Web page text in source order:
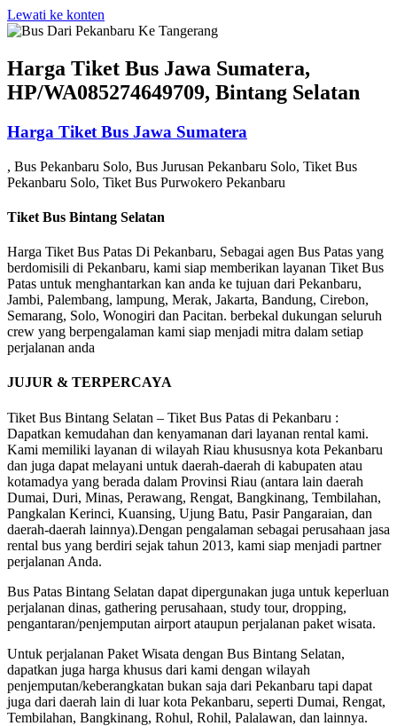
Lewati ke konten
Harga Tiket Bus Jawa Sumatera,
HP/WA085274649709, Bintang Selatan
Harga Tiket Bus Jawa Sumatera
, Bus Pekanbaru Solo, Bus Jurusan Pekanbaru Solo, Tiket Bus
Pekanbaru Solo, Tiket Bus Purwokero Pekanbaru
Tiket Bus Bintang Selatan
Harga Tiket Bus Patas Di Pekanbaru, Sebagai agen Bus Patas yang
berdomisili di Pekanbaru, kami siap memberikan layanan Tiket Bus
Patas untuk menghantarkan kan anda ke tujuan dari Pekanbaru,
Jambi, Palembang, lampung, Merak, Jakarta, Bandung, Cirebon,
Semarang, Solo, Wonogiri dan Pacitan. berbekal dukungan seluruh
crew yang berpengalaman kami siap menjadi mitra dalam setiap
perjalanan anda
JUJUR & TERPERCAYA
Tiket Bus Bintang Selatan – Tiket Bus Patas di Pekanbaru :
Dapatkan kemudahan dan kenyamanan dari layanan rental kami.
Kami memiliki layanan di wilayah Riau khususnya kota Pekanbaru
dan juga dapat melayani untuk daerah-daerah di kabupaten atau
kotamadya yang berada dalam Provinsi Riau (antara lain daerah
Dumai, Duri, Minas, Perawang, Rengat, Bangkinang, Tembilahan,
Pangkalan Kerinci, Kuansing, Ujung Batu, Pasir Pangaraian, dan
daerah-daerah lainnya).Dengan pengalaman sebagai perusahaan jasa
rental bus yang berdiri sejak tahun 2013, kami siap menjadi partner
perjalanan Anda.
Bus Patas Bintang Selatan dapat dipergunakan juga untuk keperluan
perjalanan dinas, gathering perusahaan, study tour, dropping,
pengantaran/penjemputan airport ataupun perjalanan paket wisata.
Untuk perjalanan Paket Wisata dengan Bus Bintang Selatan,
dapatkan juga harga khusus dari kami dengan wilayah
penjemputan/keberangkatan bukan saja dari Pekanbaru tapi dapat
juga dari daerah lain di luar kota Pekanbaru, seperti Dumai, Rengat,
Tembilahan, Bangkinang, Rohul, Rohil, Palalawan, dan lainnya.